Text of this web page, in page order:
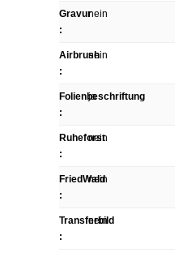
Gravur
:
nein
Airbrush
:
nein
Folienbeschriftung
:
ja
Ruheforst
:
nein
FriedWald
:
nein
Transferbild
:
nein